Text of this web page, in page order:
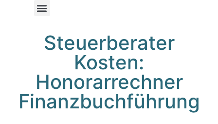
Steuerberater
Kosten:
Honorarrechner
Finanzbuchführung